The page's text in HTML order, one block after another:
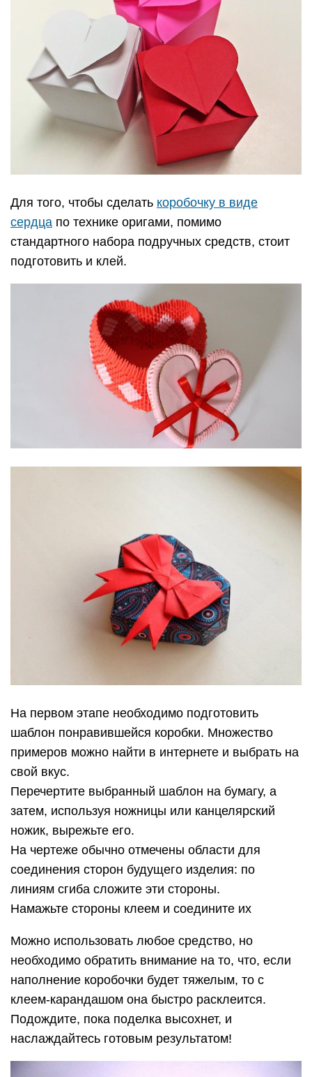
Для того, чтобы сделать коробочку в виде
сердца по технике оригами, помимо
стандартного набора подручных средств, стоит
подготовить и клей.
На первом этапе необходимо подготовить
шаблон понравившейся коробки. Множество
примеров можно найти в интернете и выбрать на
свой вкус.
Перечертите выбранный шаблон на бумагу, а
затем, используя ножницы или канцелярский
ножик, вырежьте его.
На чертеже обычно отмечены области для
соединения сторон будущего изделия: по
линиям сгиба сложите эти стороны.
Намажьте стороны клеем и соедините их
Можно использовать любое средство, но
необходимо обратить внимание на то, что, если
наполнение коробочки будет тяжелым, то с
клеем-карандашом она быстро расклеится.
Подождите, пока поделка высохнет, и
наслаждайтесь готовым результатом!